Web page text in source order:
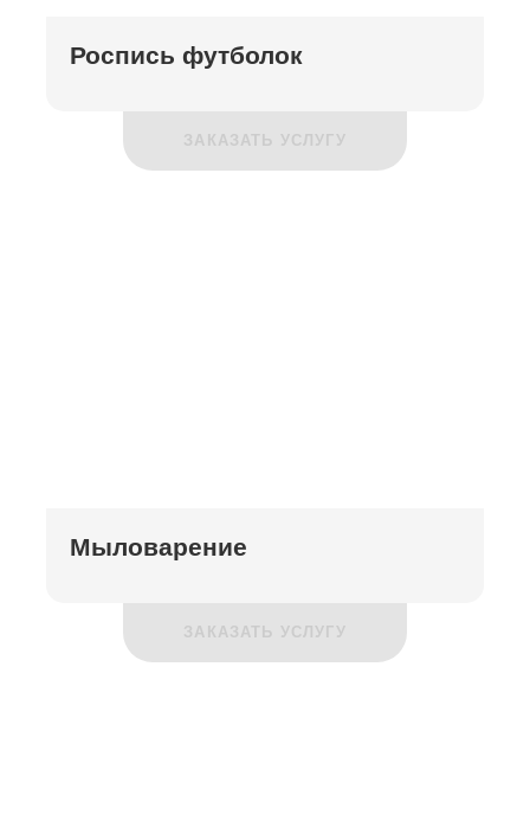
Роспись футболок
ЗАКАЗАТЬ УСЛУГУ
Мыловарение
ЗАКАЗАТЬ УСЛУГУ